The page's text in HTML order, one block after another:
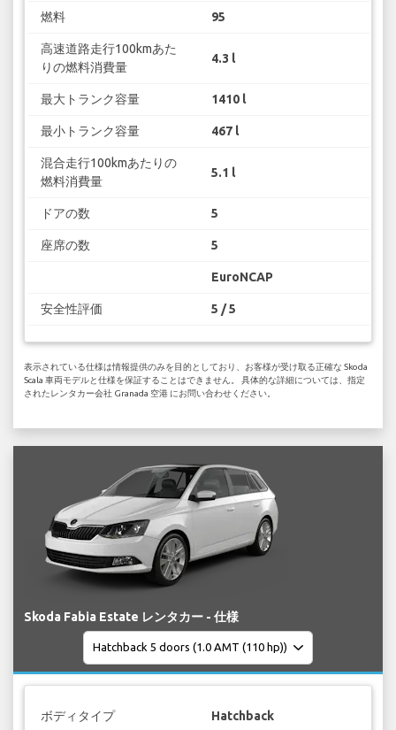
燃料 95
高速道路走行100kmあた
りの燃料消費量
4.3 l
最大トランク容量 1410 l
最小トランク容量 467 l
混合走行100kmあたりの
燃料消費量
5.1 l
ドアの数 5
座席の数 5
EuroNCAP
安全性評価 5 / 5
表示されている仕様は情報提供のみを目的としており、お客様が受け取る正確な Skoda
Scala 車両モデルと仕様を保証することはできません。 具体的な詳細については、指定
されたレンタカー会社 Granada 空港 にお問い合わせください。
Skoda Fabia Estate レンタカー - 仕様
ボディタイプ Hatchback